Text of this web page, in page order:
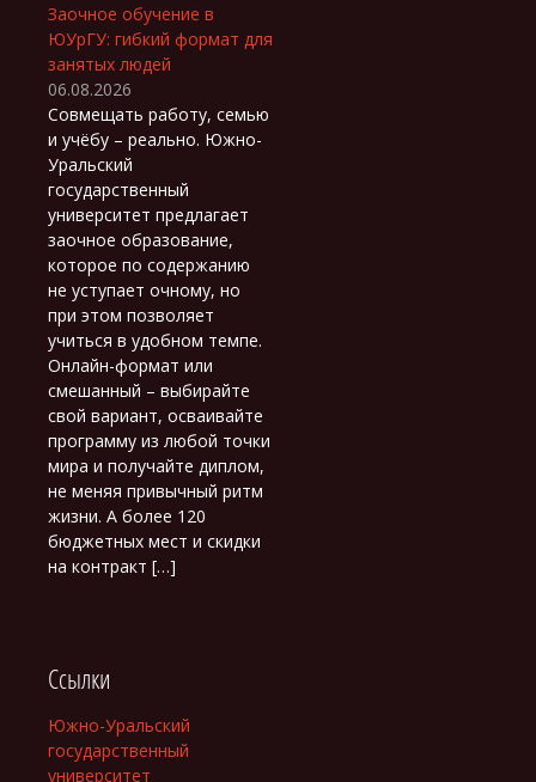
Заочное обучение в
ЮУрГУ: гибкий формат для
занятых людей
06.08.2026
Совмещать работу, семью
и учёбу – реально. Южно-
Уральский
государственный
университет предлагает
заочное образование,
которое по содержанию
не уступает очному, но
при этом позволяет
учиться в удобном темпе.
Онлайн-формат или
смешанный – выбирайте
свой вариант, осваивайте
программу из любой точки
мира и получайте диплом,
не меняя привычный ритм
жизни. А более 120
бюджетных мест и скидки
на контракт […]
Ссылки
Южно-Уральский
государственный
университет